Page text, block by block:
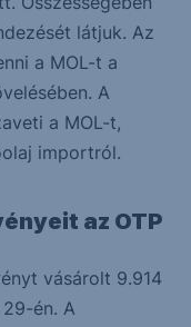
látjuk. Az
a MOL-t a
A
a MOL-t,
importról.
az OTP
vásárolt 9.914
én. A